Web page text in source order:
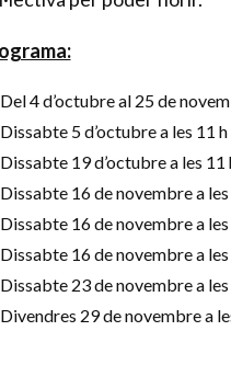
Del 4 d’octubre al 25 de
Dissabte 5 d’octubre a les 11 h
Dissabte 19 d’octubre a les 11
Dissabte 16 de novembre a les
Dissabte 16 de novembre a
Dissabte 16 de novembre a les
Dissabte 23 de novembre a les
Divendres 29 de novembre a